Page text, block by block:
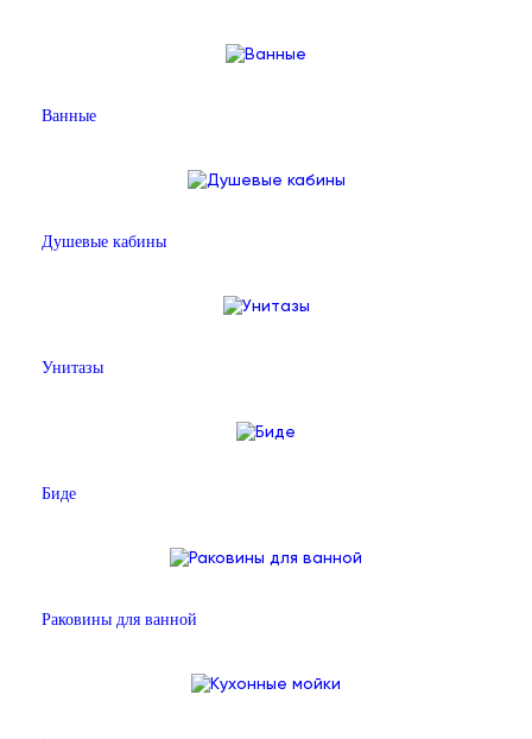
Ванные
Душевые кабины
Унитазы
Биде
Раковины для ванной